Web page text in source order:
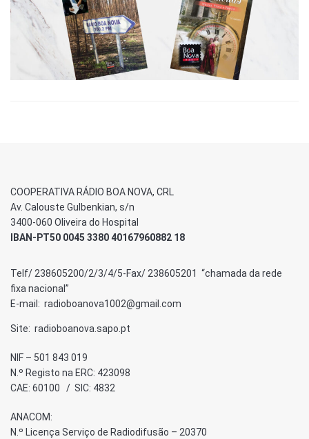
COOPERATIVA RÁDIO BOA NOVA, CRL
Av. Calouste Gulbenkian, s/n
3400-060 Oliveira do Hospital
IBAN-PT50 0045 3380 40167960882 18
Telf/ 238605200/2/3/4/5-Fax/ 238605201 “chamada da rede
fixa nacional”
E-mail: radioboanova1002@gmail.com
Site: radioboanova.sapo.pt
NIF – 501 843 019
N.º Registo na ERC: 423098
CAE: 60100 / SIC: 4832
ANACOM:
N.º Licença Serviço de Radiodifusão – 20370